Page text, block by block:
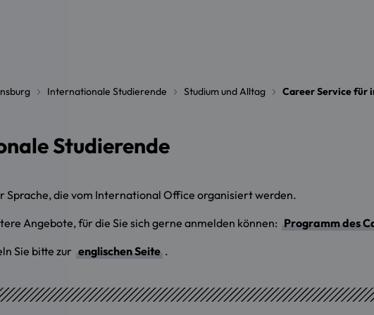
Internationale Studierende Studium und Alltag Career Service für
Studierende
Sprache, die vom International Office organisiert werden.
Angebote, für die Sie sich gerne anmelden können: Programm des
Sie bitte zur englischen Seite .